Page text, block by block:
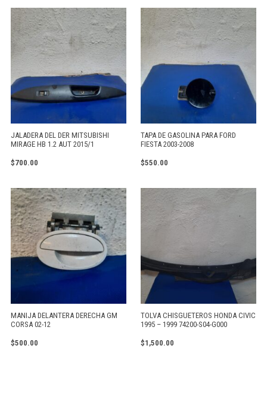
JALADERA DEL DER MITSUBISHI
MIRAGE HB 1.2 AUT 2015/1
$700.00
TAPA DE GASOLINA PARA FORD
FIESTA 2003-2008
$550.00
MANIJA DELANTERA DERECHA GM
CORSA 02-12
$500.00
TOLVA CHISGUETEROS HONDA CIVIC
1995 – 1999 74200-S04-G000
$1,500.00